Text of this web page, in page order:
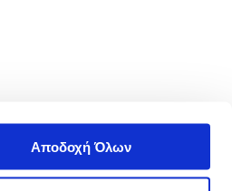
Αποδοχή Όλων